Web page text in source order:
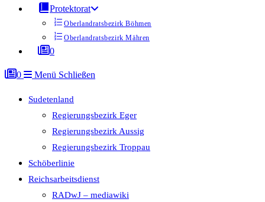
Protektorat
Oberlandratsbezirk Böhmen
Oberlandratsbezirk Mähren
0
0 Menü Schließen
Sudetenland
Regierungsbezirk Eger
Regierungsbezirk Aussig
Regierungsbezirk Troppau
Schöberlinie
Reichsarbeitsdienst
RADwJ – mediawiki